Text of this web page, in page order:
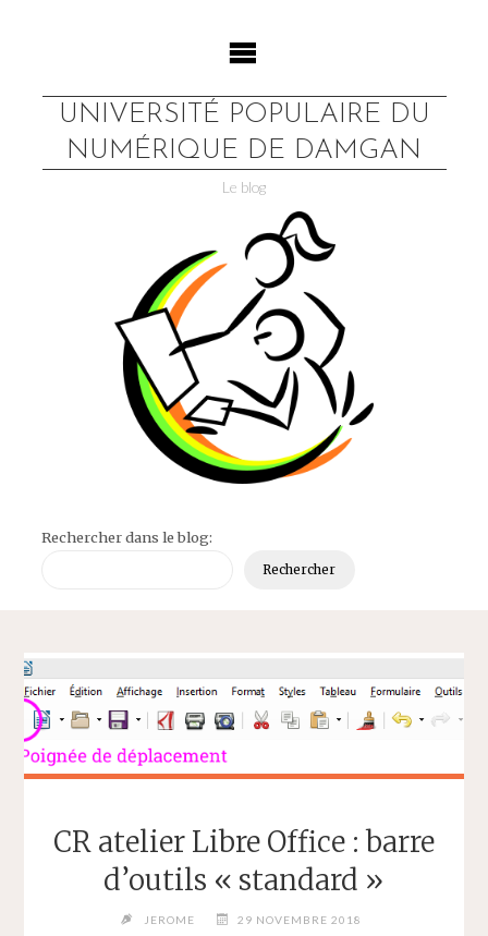
UNIVERSITÉ POPULAIRE DU
NUMÉRIQUE DE DAMGAN
Le blog
Rechercher dans le blog:
Rechercher
CR atelier Libre Office : barre
d’outils « standard »
JEROME
29 NOVEMBRE 2018